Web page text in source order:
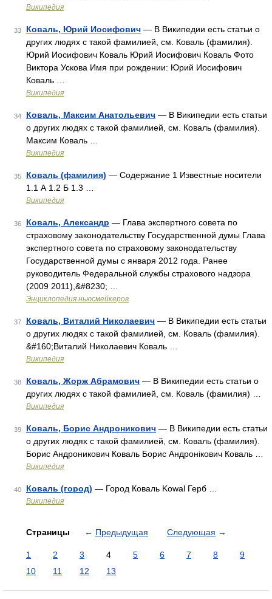
Википедия
33 Коваль, Юрий Иосифович — В Википедии есть статьи о
других людях с такой фамилией, см. Коваль (фамилия).
Юрий Иосифович Коваль Юрий Иосифович Коваль Фото
Виктора Ускова Имя при рождении: Юрий Иосифович
Коваль …
Википедия
34 Коваль, Максим Анатольевич — В Википедии есть статьи
о других людях с такой фамилией, см. Коваль (фамилия).
Максим Коваль …
Википедия
35 Коваль (фамилия) — Содержание 1 Известные носители
1.1 А 1.2 Б 1.3 …
Википедия
36 Коваль, Александр — Глава экспертного совета по
страховому законодательству Государственной думы Глава
экспертного совета по страховому законодательству
Государственной думы с января 2012 года. Ранее
руководитель Федеральной службы страхового надзора
(2009 2011),&#8230; …
Энциклопедия ньюсмейкеров
37 Коваль, Виталий Николаевич — В Википедии есть статьи
о других людях с такой фамилией, см. Коваль (фамилия).
&#160;Виталий Николаевич Коваль …
Википедия
38 Коваль, Жорж Абрамович — В Википедии есть статьи о
других людях с такой фамилией, см. Коваль (фамилия) …
Википедия
39 Коваль, Борис Андроникович — В Википедии есть статьи
о других людях с такой фамилией, см. Коваль (фамилия).
Борис Андроникович Коваль Борис Андронікович Коваль …
Википедия
40 Коваль (город) — Город Коваль Kowal Герб …
Википедия
Страницы ← Предыдущая Следующая →
1 2 3 4 5 6 7 8
9
10
11 12 13